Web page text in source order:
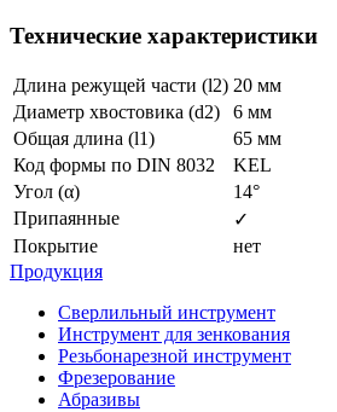
Технические характеристики
Длина режущей части (l2) 20 мм
Диаметр хвостовика (d2)
6 мм
Общая длина (l1)
65 мм
Код формы по DIN 8032
KEL
Угол (α)
14°
Припаянные
✓
Покрытие
нет
Продукция
Сверлильный инструмент
Инструмент для зенкования
Резьбонарезной инструмент
Фрезерование
Абразивы